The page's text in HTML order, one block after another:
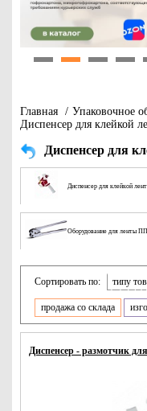
Главная / Упаковочное
Диспенсер для клейкой
Диспенсер для
Диспенсер для клейкой
Оборудование для ленты
Сортировать по: типу
продажа со склада
Диспенсер - размотчик